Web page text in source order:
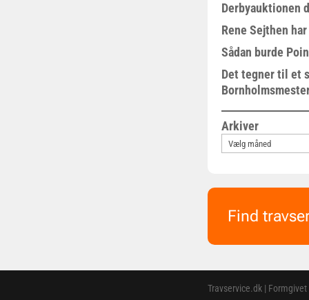
Derbyauktionen
Rene Sejthen
Sådan burde
Det tegner til et
Arkiver
Find
Travservice.dk |